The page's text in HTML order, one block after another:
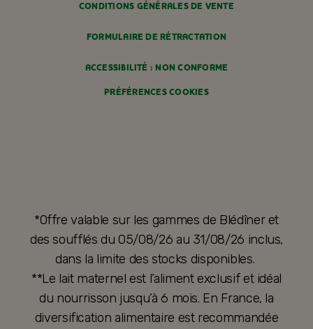
CONDITIONS GÉNÉRALES DE VENTE
FORMULAIRE DE RÉTRACTATION
ACCESSIBILITÉ : NON CONFORME
PRÉFÉRENCES COOKIES
*Offre valable sur les gammes de Blédîner et
des soufflés du 05/08/26 au 31/08/26 inclus,
dans la limite des stocks disponibles.
**Le lait maternel est l’aliment exclusif et idéal
du nourrisson jusqu’à 6 mois. En France, la
diversification alimentaire est recommandée